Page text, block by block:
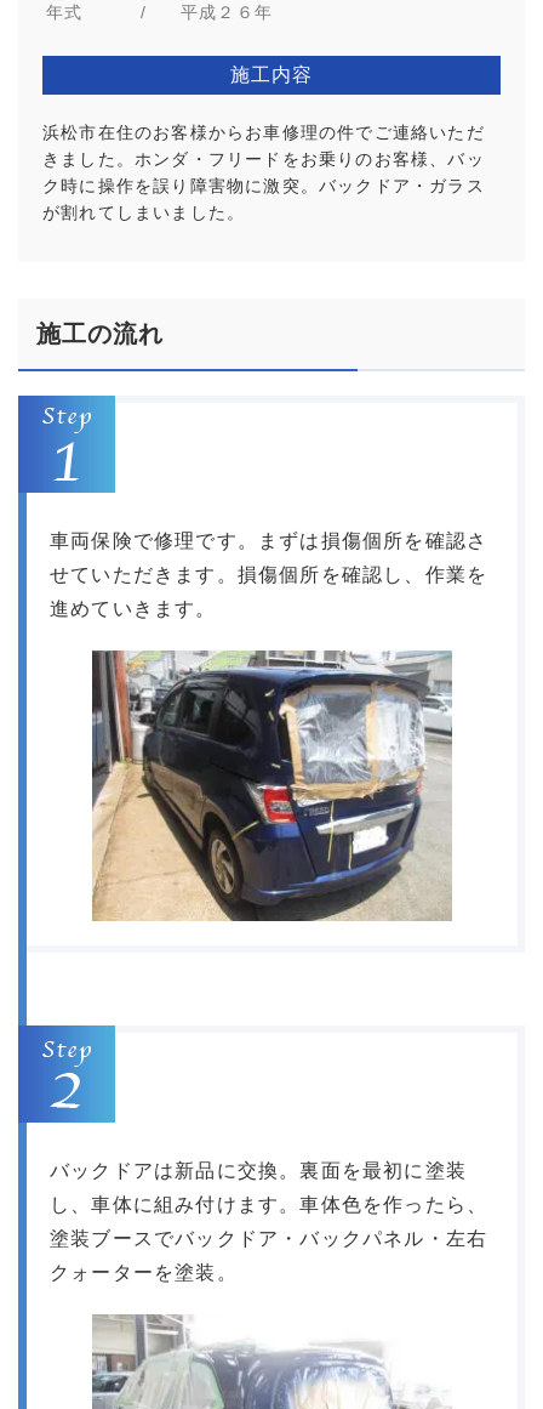
年式
/ 平成２６年
施工内容
浜松市在住のお客様からお車修理の件でご連絡いただ
きました。ホンダ・フリードをお乗りのお客様、バッ
ク時に操作を誤り障害物に激突。バックドア・ガラス
が割れてしまいました。
施工の流れ
車両保険で修理です。まずは損傷個所を確認さ
せていただきます。損傷個所を確認し、作業を
進めていきます。
バックドアは新品に交換。裏面を最初に塗装
し、車体に組み付けます。車体色を作ったら、
塗装ブースでバックドア・バックパネル・左右
クォーターを塗装。